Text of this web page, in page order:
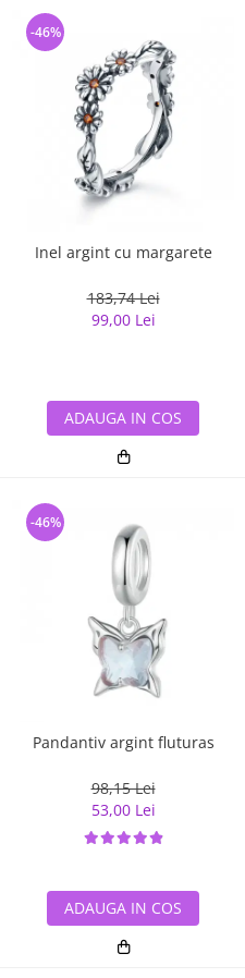
Inel argint cu margarete
183,74 Lei
99,00 Lei
-46%
ADAUGA IN COS
Pandantiv argint fluturas
98,15 Lei
53,00 Lei
-46%
ADAUGA IN COS